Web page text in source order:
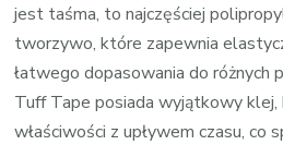
jest taśma, to najczęściej
tworzywo, które zapewnia
łatwego dopasowania do różnych
Tuff Tape posiada wyjątkowy
właściwości z upływem czasu, co